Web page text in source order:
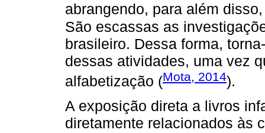
abrangendo, para além
São escassas as
brasileiro. Dessa forma,
dessas atividades, uma vez
alfabetização (Mota, 2014).
A exposição direta a livros
diretamente relacionados às